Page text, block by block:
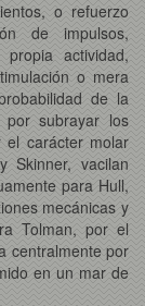
o refuerzo
de impulsos,
actividad,
o mera
de la
por subrayar los
el carácter molar
Skinner, vacilan
para Hull,
mecánicas y
Tolman, por el
centralmente por
en un mar de